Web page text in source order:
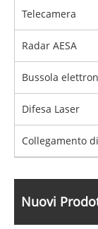
Telecamera
Radar AESA
Bussola
Difesa Laser
Collegamento
Nuovi